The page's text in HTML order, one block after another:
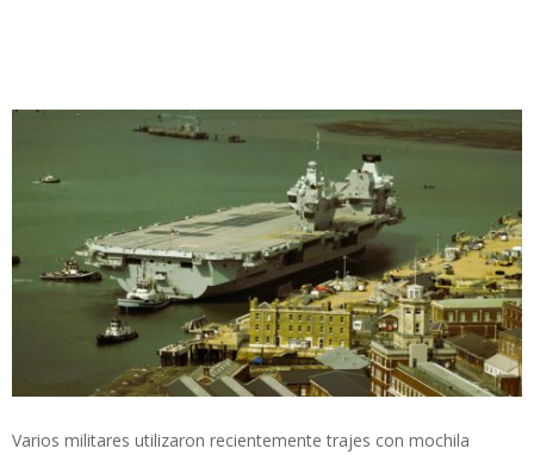
Varios militares utilizaron recientemente trajes con mochila